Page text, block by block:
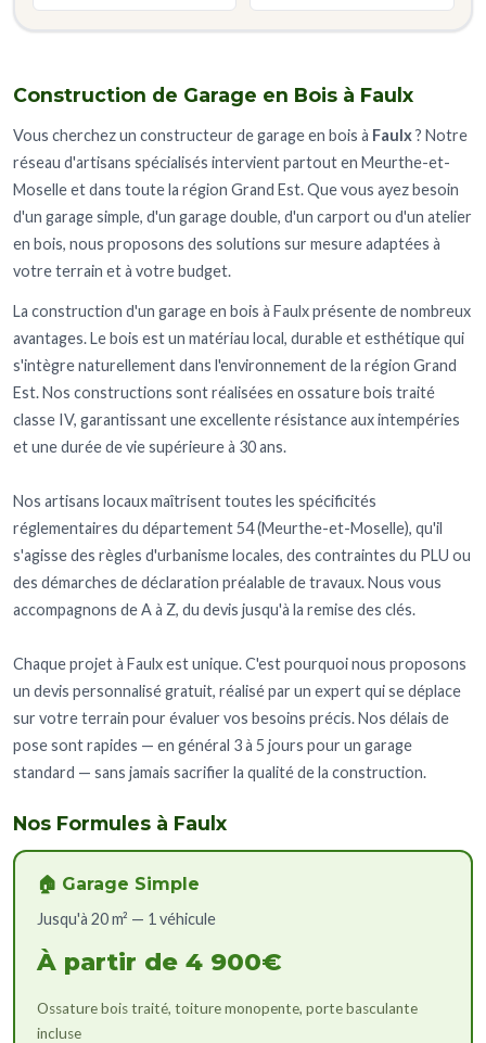
Construction de Garage en Bois à Faulx
Vous cherchez un constructeur de garage en bois à Faulx? Notre
réseau d'artisans spécialisés intervient partout en Meurthe-et-
Moselle et dans toute la région Grand Est. Que vous ayez besoin
d'un garage simple, d'un garage double, d'un carport ou d'un atelier
en bois, nous proposons des solutions sur mesure adaptées à
votre terrain et à votre budget.
La construction d'un garage en bois à Faulx présente de nombreux
avantages. Le bois est un matériau local, durable et esthétique qui
s'intègre naturellement dans l'environnement de la région Grand
Est. Nos constructions sont réalisées en ossature bois traité
classe IV, garantissant une excellente résistance aux intempéries
et une durée de vie supérieure à 30 ans.
Nos artisans locaux maîtrisent toutes les spécificités
réglementaires du département 54 (Meurthe-et-Moselle), qu'il
s'agisse des règles d'urbanisme locales, des contraintes du PLU ou
des démarches de déclaration préalable de travaux. Nous vous
accompagnons de A à Z, du devis jusqu'à la remise des clés.
Chaque projet à Faulx est unique. C'est pourquoi nous proposons
un devis personnalisé gratuit, réalisé par un expert qui se déplace
sur votre terrain pour évaluer vos besoins précis. Nos délais de
pose sont rapides — en général 3 à 5 jours pour un garage
standard — sans jamais sacrifier la qualité de la construction.
Nos Formules à Faulx
🏠 Garage Simple
Jusqu'à 20 m² — 1 véhicule
À partir de 4 900€
Ossature bois traité, toiture monopente, porte basculante
incluse